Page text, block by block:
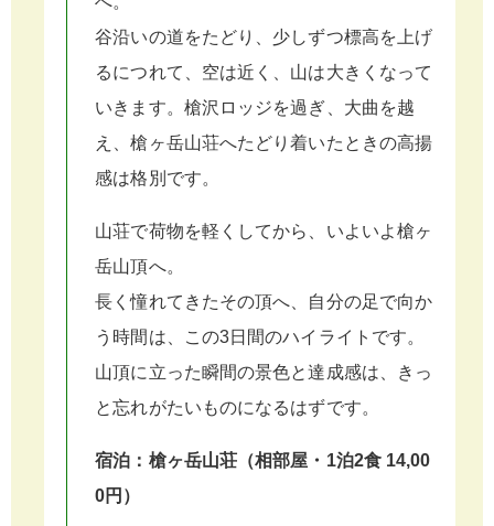
谷沿いの道をたどり、少しずつ標高を上げ
るにつれて、空は近く、山は大きくなって
いきます。槍沢ロッジを過ぎ、大曲を越
え、槍ヶ岳山荘へたどり着いたときの高揚
感は格別です。
山荘で荷物を軽くしてから、いよいよ槍ヶ
岳山頂へ。
長く憧れてきたその頂へ、自分の足で向か
う時間は、この3日間のハイライトです。
山頂に立った瞬間の景色と達成感は、きっ
と忘れがたいものになるはずです。
宿泊：槍ヶ岳山荘（相部屋・1泊2食 14,00
0円）